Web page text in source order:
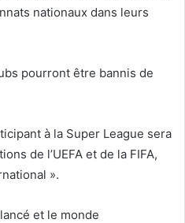
nationaux dans leurs
pourront être bannis de
à la Super League sera
de l’UEFA et de la FIFA,
».
et le monde